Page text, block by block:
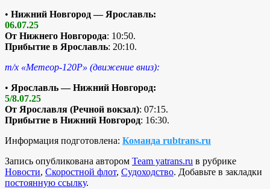
• Нижний Новгород — Ярославль:
06.07.25
От Нижнего Новгорода: 10:50.
Прибытие в Ярославль: 20:10.
т/х «Метеор-120Р» (движение вниз):
• Ярославль — Нижний Новгород:
5/8.07.25
От Ярославля (Речной вокзал): 07:15.
Прибытие в Нижний Новгород: 16:30.
Информация подготовлена: Команда rubtrans.ru
Запись опубликована автором Team yatrans.ru в рубрике
Новости, Скоростной флот, Судоходство. Добавьте в закладки
постоянную ссылку.